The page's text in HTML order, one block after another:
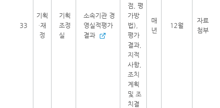
33
기획
·재
정
기획
조정
실
소속기관 경
영실적평가
결과
점, 평
가방
법),
평가
결과,
지적
사항,
조치
계획
및 조
치결
매
년
12월
자료
첨부